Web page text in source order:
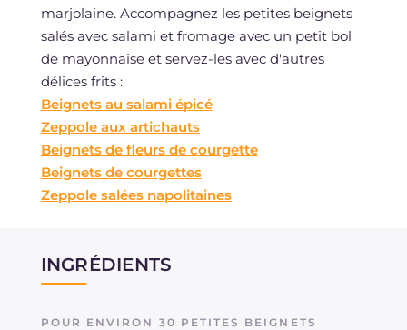
marjolaine. Accompagnez les petites beignets
salés avec salami et fromage avec un petit bol
de mayonnaise et servez-les avec d'autres
délices frits :
Beignets au salami épicé
Zeppole aux artichauts
Beignets de fleurs de courgette
Beignets de courgettes
Zeppole salées napolitaines
INGRÉDIENTS
POUR ENVIRON 30 PETITES BEIGNETS